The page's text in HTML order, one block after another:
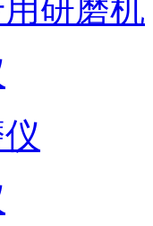
研磨机